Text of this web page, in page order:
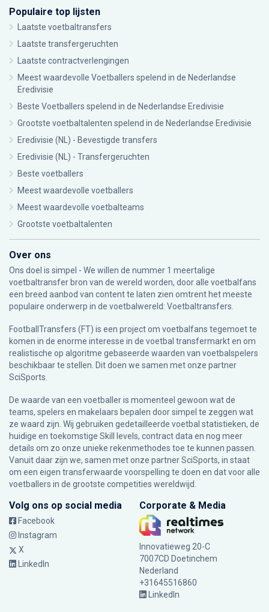
Populaire top lijsten
Laatste voetbaltransfers
Laatste transfergeruchten
Laatste contractverlengingen
Meest waardevolle Voetballers spelend in de Nederlandse
Eredivisie
Beste Voetballers spelend in de Nederlandse Eredivisie
Grootste voetbaltalenten spelend in de Nederlandse Eredivisie
Eredivisie (NL) - Bevestigde transfers
Eredivisie (NL) - Transfergeruchten
Beste voetballers
Meest waardevolle voetballers
Meest waardevolle voetbalteams
Grootste voetbaltalenten
Over ons
Ons doel is simpel - We willen de nummer 1 meertalige
voetbaltransfer bron van de wereld worden, door alle voetbalfans
een breed aanbod van content te laten zien omtrent het meeste
populaire onderwerp in de voetbalwereld: Voetbaltransfers.
FootballTransfers (FT) is een project om voetbalfans tegemoet te
komen in de enorme interesse in de voetbal transfermarkt en om
realistische op algoritme gebaseerde waarden van voetbalspelers
beschikbaar te stellen. Dit doen we samen met onze partner
SciSports
De waarde van een voetballer is momenteel gewoon wat de
teams, spelers en makelaars bepalen door simpel te zeggen wat
ze waard zijn. Wij gebruiken gedetailleerde voetbal statistieken, de
huidige en toekomstige Skill levels, contract data en nog meer
details om zo onze unieke rekenmethodes toe te kunnen passen.
Vanuit daar zijn we, samen met onze partner SciSports, in staat
om een eigen transferwaarde voorspelling te doen en dat voor alle
voetballers in de grootste competities wereldwijd.
Volg ons op social media
Facebook
Instagram
X
LinkedIn
Corporate & Media
Innovatieweg 20-C
7007CD Doetinchem
Nederland
+31645516860
LinkedIn